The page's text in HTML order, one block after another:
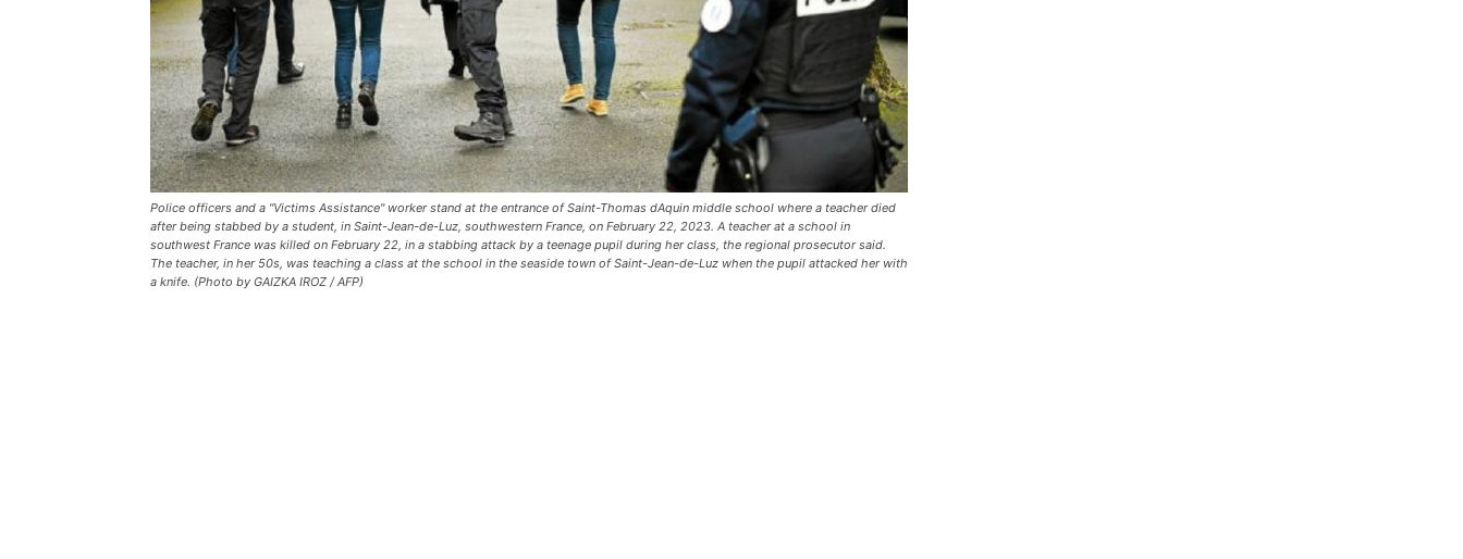
Police officers and a "Victims Assistance" worker stand at the entrance of Saint-Thomas dAquin middle school where a teacher died
after being stabbed by a student, in Saint-Jean-de-Luz, southwestern France, on February 22, 2023. A teacher at a school in
southwest France was killed on February 22, in a stabbing attack by a teenage pupil during her class, the regional prosecutor said.
The teacher, in her 50s, was teaching a class at the school in the seaside town of Saint-Jean-de-Luz when the pupil attacked her with
a knife. (Photo by GAIZKA IROZ / AFP)